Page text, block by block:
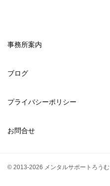
事務所案内
ブログ
プライバシーポリシー
お問合せ
© 2013-2026 メンタルサポートろうむ